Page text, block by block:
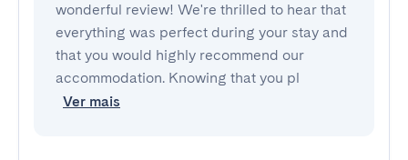
wonderful review! We're thrilled to hear that
everything was perfect during your stay and
that you would highly recommend our
accommodation. Knowing that you pl
Ver mais